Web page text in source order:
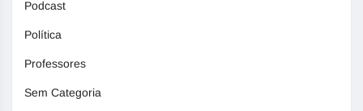
Podcast
Política
Professores
Sem Categoria